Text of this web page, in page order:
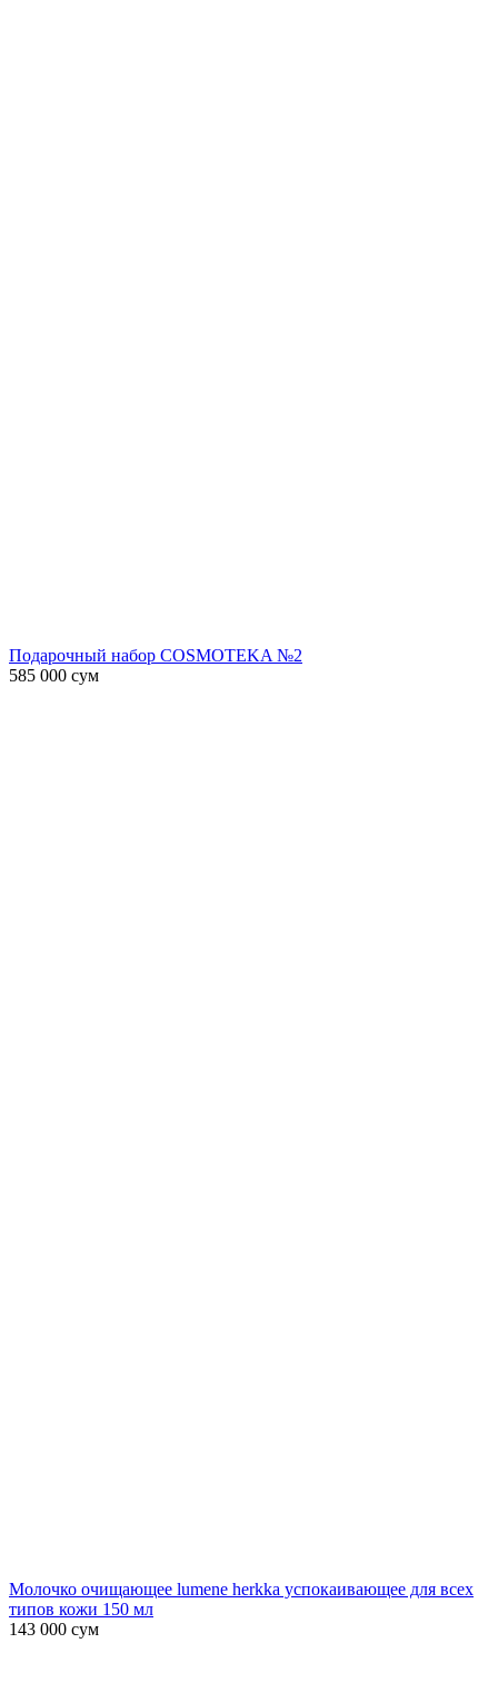
Подарочный набор COSMOTEKA №2
585 000 сум
Молочко очищающее lumene herkka успокаивающее для всех
типов кожи 150 мл
143 000 сум